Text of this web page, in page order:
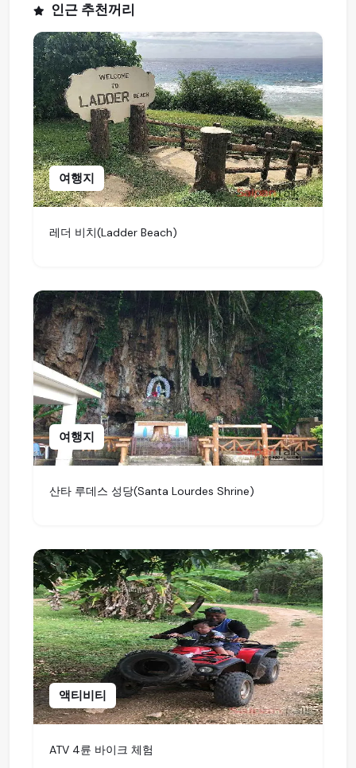
인근 추천꺼리
여행지
레더 비치(Ladder Beach)
여행지
산타 루데스 성당(Santa Lourdes Shrine)
액티비티
ATV 4륜 바이크 체험